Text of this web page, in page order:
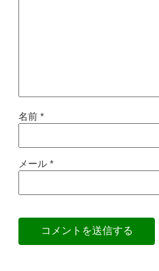
名前 *
メール *
コメントを送信する